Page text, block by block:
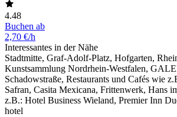
4.48
Buchen ab
2,70 €/h
Interessantes in der Nähe
Stadtmitte, Graf-Adolf-Platz, Hofgarten,
Kunstsammlung Nordrhein-Westfalen,
Schadowstraße, Restaurants und Cafés wie
Safran, Casita Mexicana, Frittenwerk, Hans
z.B.: Hotel Business Wieland, Premier Inn
hotel